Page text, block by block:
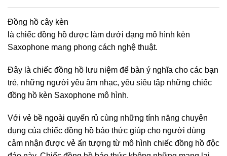
Đồng hồ cây kèn
là chiếc đồng hồ được làm dưới dạng mô hình kèn
Saxophone mang phong cách nghệ thuật.
Đây là chiếc đồng hồ lưu niệm để bàn ý nghĩa cho các bạn
trẻ, những người yêu âm nhạc, yêu siêu tập những chiếc
đồng hồ kèn Saxophone mô hình.
Với vẻ bề ngoài quyến rủ cùng những tính năng chuyên
dụng của chiếc đồng hồ báo thức giúp cho người dùng
cảm nhận được vẻ ấn tượng từ mô hình chiếc đồng hồ độc